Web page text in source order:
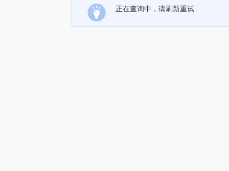
正在查询中，请刷新重试